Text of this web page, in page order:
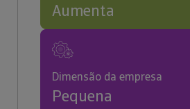
Aumenta
Dimensão da empresa
Pequena